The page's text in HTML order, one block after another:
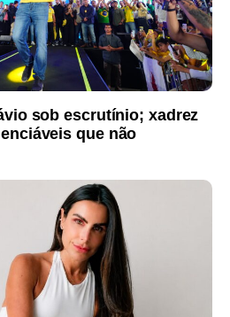
sob escrutínio; xadrez
que não